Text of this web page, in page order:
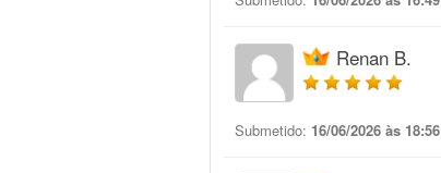
Renan B.
Submetido: 16/06/2026 às 18:56